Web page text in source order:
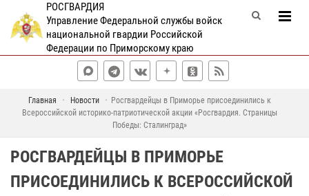
РОСГВАРДИЯ
Управление Федеральной службы войск
национальной гвардии Российской
Федерации по Приморскому краю
Главная Новости
Росгвардейцы в Приморье присоединились к
Всероссийской историко-патриотической акции «Росгвардия. Страницы
Победы: Сталинград»
РОСГВАРДЕЙЦЫ В ПРИМОРЬЕ
ПРИСОЕДИНИЛИСЬ К ВСЕРОССИЙСКОЙ